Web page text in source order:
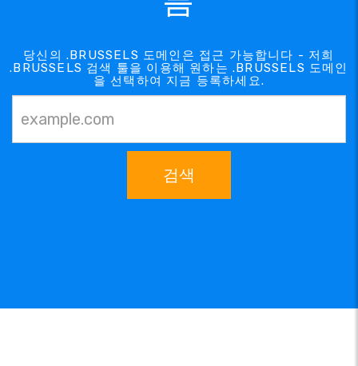
당신의 .BRUSSELS 도메인은 접근 가능합니다 - 저희
.BRUSSELS 검색 툴을 이용해 원하는 .BRUSSELS 도메인
을 선택하여 지금 등록하세요.
검색